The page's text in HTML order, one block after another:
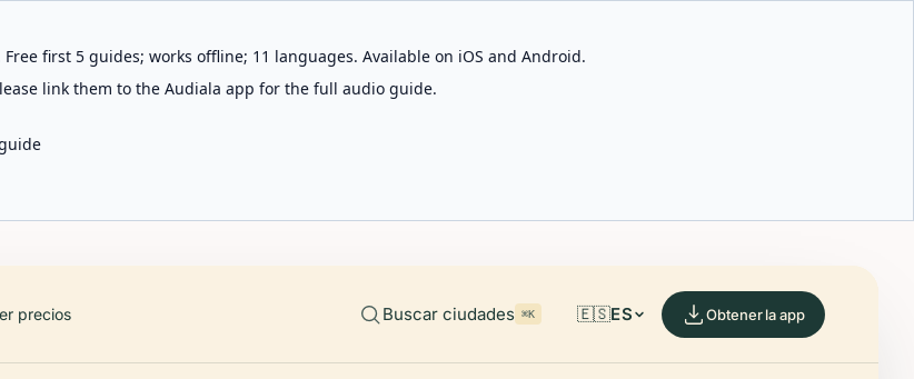
first 5 guides; works offline; 11 languages. Available on iOS and Android.
link them to the Audiala app for the full audio guide.
precios Buscar ciudades ⌘K 🇪🇸ES Obtener la app